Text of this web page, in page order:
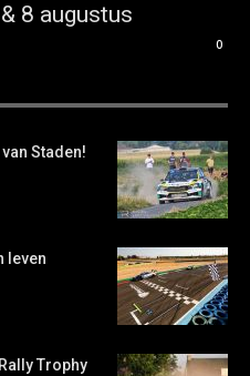
8 augustus
0
Staden!
leven
Trophy